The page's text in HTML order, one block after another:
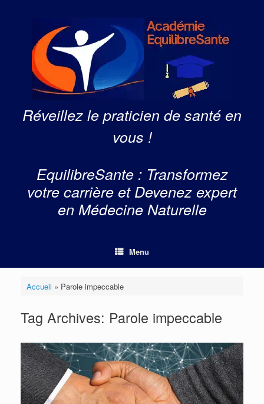
Réveillez le praticien de santé en
vous !
EquilibreSante : Transformez
votre carrière et Devenez expert
en Médecine Naturelle
Menu
Accueil » Parole impeccable
Tag Archives: Parole impeccable